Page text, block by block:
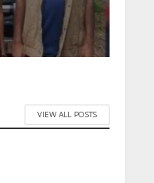
VIEW ALL POSTS